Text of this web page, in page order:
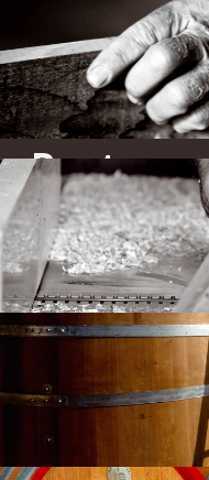
Restauro
L'AZIENDA
INDIETRO